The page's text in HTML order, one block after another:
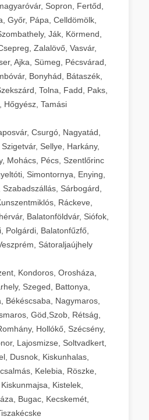
Sopron, Fertőd,
Győr, Pápa, Celldömölk,
Ják, Körmend,
Zalalövő, Vasvár,
Ajka, Sümeg, Pécsvárad,
Bonyhád, Bátaszék,
Tolna, Fadd, Paks,
Hőgyész, Tamási
Csurgó, Nagyatád,
Sellye, Harkány,
Mohács, Pécs, Szentlőrinc
Simontornya, Enying,
Sárbogárd,
Ráckeve,
Balatonföldvár, Siófok,
Polgárdi, Balatonfűzfő,
Sátoraljaújhely
Kondoros, Orosháza,
Szeged, Battonya,
Békéscsaba, Nagymaros,
Göd,Szob, Rétság,
Hollókő, Szécsény,
Lajosmizse, Soltvadkert,
Dusnok, Kiskunhalas,
Kelebia, Röszke,
Kistelek,
Bugac, Kecskemét,